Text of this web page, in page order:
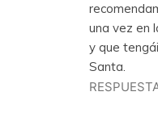
una vez en
y que
Santa.